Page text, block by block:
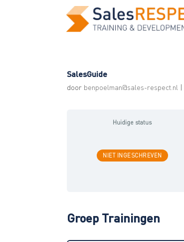
SalesGuide
door benpoelman@sales-respect.nl |
Huidige status
NIET INGESCHREVEN
Groep Trainingen